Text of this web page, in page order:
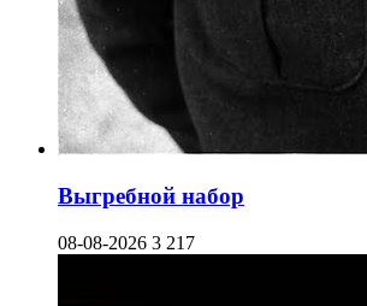
Выгребной набор
08-08-2026 3 217